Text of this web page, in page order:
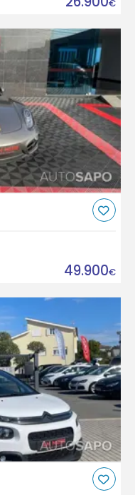
€
49.900€